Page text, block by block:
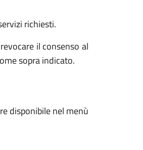
richiesti.
il consenso al
sopra indicato.
disponibile nel menù